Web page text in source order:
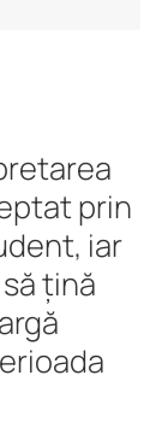
prin
iar
țină